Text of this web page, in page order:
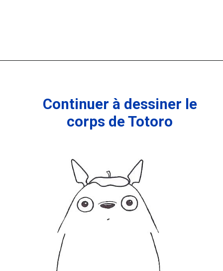
Continuer à dessiner le
corps de Totoro